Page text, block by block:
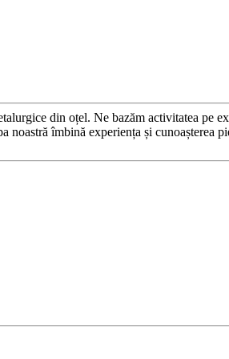
din oțel. Ne bazăm activitatea pe
îmbină experiența și cunoașterea